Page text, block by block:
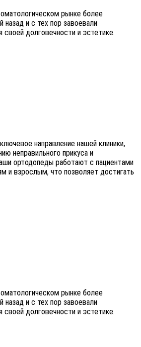
рынке более
назад и с тех пор завоевали
своей долговечности и эстетике.
направление нашей клиники,
неправильного прикуса и
ортодопеды работают с пациентами
и взрослым, что позволяет достигать
рынке более
назад и с тех пор завоевали
своей долговечности и эстетике.